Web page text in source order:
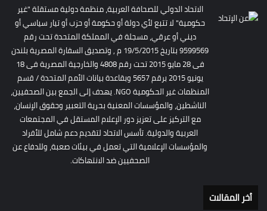
الاتحاد الدولي للصحافة العربية، منظمة دولية مستقلة "غير
حكومية" لا تتبع لأي دولة أو حكومة أو حزب أو تيار سياسي أو
ديني أو عرقي، مسجلة في المملكة المتحدة تحت رقم
9599569 بتاريخ 19/5/2015 م , وتصديق السفارة المصرية بلندن
فى 28 مايو 2015 تحت رقم 4808 والخارجية المصرية فى 18
يونيو 2015 برقم 5657 وبقاعدة بيانات الأمم المتحدة / قسم
المنظمات غير الحكومية NGO. يهدف إلى الجمع بين الصحفيين،
الناشطين، والمؤسسات المعنية بحرية التعبير وحقوق الإنسان،
مع التركيز على تعزيز دور الإعلام المستقل في المجتمعات
العربية والدولية. تأسس الاتحاد لتقديم دعم شامل للأفراد
والمؤسسات الإعلامية التي تعمل في بيئات صعبة، وللدفاع عن
الصحفيين ضد الانتهاكات.
أخر المقالات